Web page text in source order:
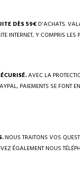
DÈS 59€ D'ACHATS.
INTERNET, Y COMPRIS LES
AVEC LA
PAIEMENTS SE FONT
NOUS TRAITONS VOS
ÉGALEMENT NOUS